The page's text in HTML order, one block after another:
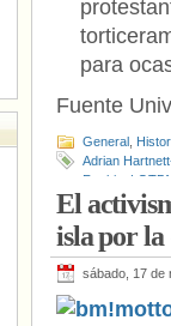
para
Fuente
General
Adrian
Rankin
El
isla por
sábado, 17 de